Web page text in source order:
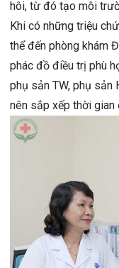
hôi, từ đó tạo môi
Khi có những triệu
thể đến phòng khám
phác đồ điều trị phù
phụ sản TW, phụ sản
nên sắp xếp thời gian